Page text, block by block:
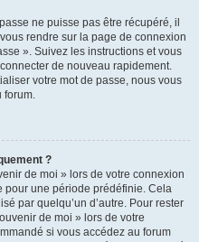
ne puisse pas être récupéré, il
rendre sur la page de connexion
». Suivez les instructions et vous
de nouveau rapidement.
votre mot de passe, nous vous
forum.
?
de moi » lors de votre connexion
pour une période prédéfinie. Cela
par quelqu’un d’autre. Pour rester
de moi » lors de votre
si vous accédez au forum